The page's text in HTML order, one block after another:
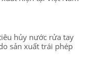
hủy nước rửa tay
sản xuất trái phép